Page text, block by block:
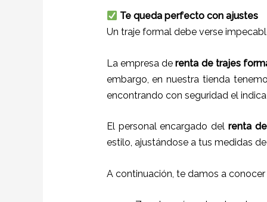
Te queda perfecto con ajustes
Un traje formal debe verse
La empresa derenta de trajes
embargo, en nuestra tienda
encontrando con seguridad el
El personal encargado delrenta
estilo, ajustándose a tus medidas
A continuación, te damos a